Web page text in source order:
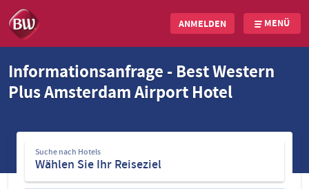
zum
Inhalt
ANMELDEN MENÜ
Informationsanfrage - Best Western
Plus Amsterdam Airport Hotel
Suche
nach
Hotels
Suche nach Hotels